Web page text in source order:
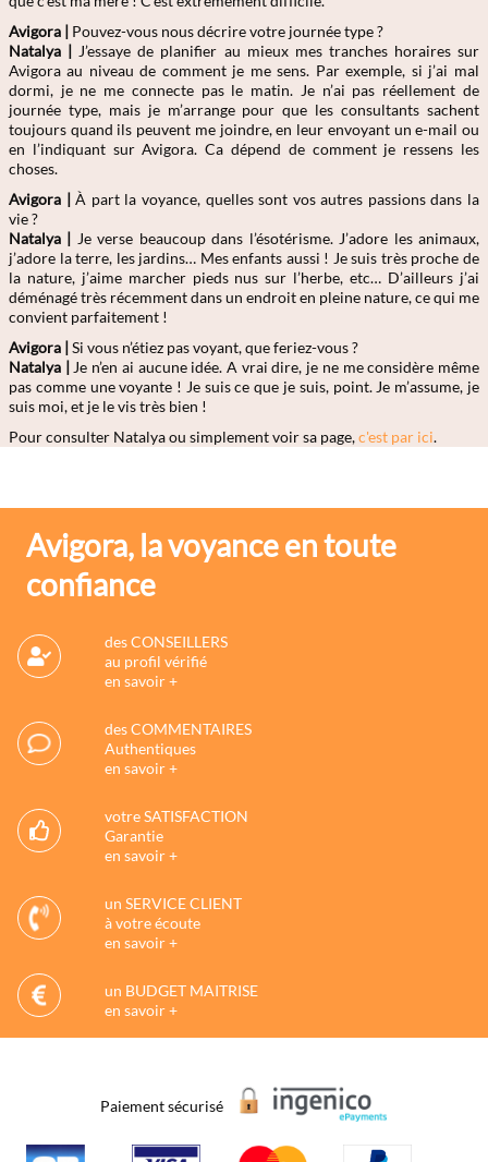
Avigora | Pouvez-vous nous décrire votre journée type ?
Natalya | J’essaye de planifier au mieux mes tranches horaires sur
Avigora au niveau de comment je me sens. Par exemple, si j’ai mal
dormi, je ne me connecte pas le matin. Je n’ai pas réellement de
journée type, mais je m’arrange pour que les consultants sachent
toujours quand ils peuvent me joindre, en leur envoyant un e-mail ou
en l’indiquant sur Avigora. Ca dépend de comment je ressens les
choses.
Avigora | À part la voyance, quelles sont vos autres passions dans la
vie ?
Natalya | Je verse beaucoup dans l’ésotérisme. J’adore les animaux,
j’adore la terre, les jardins… Mes enfants aussi ! Je suis très proche de
la nature, j’aime marcher pieds nus sur l’herbe, etc… D’ailleurs j’ai
déménagé très récemment dans un endroit en pleine nature, ce qui me
convient parfaitement !
Avigora | Si vous n’étiez pas voyant, que feriez-vous ?
Natalya | Je n’en ai aucune idée. A vrai dire, je ne me considère même
pas comme une voyante ! Je suis ce que je suis, point. Je m’assume, je
suis moi, et je le vis très bien !
Pour consulter Natalya ou simplement voir sa page,c'est par ici.
Avigora, la voyance en toute
confiance
des CONSEILLERS
au profil vérifié
en savoir +
des COMMENTAIRES
Authentiques
en savoir +
votre SATISFACTION
Garantie
en savoir +
un SERVICE CLIENT
à votre écoute
en savoir +
un BUDGET MAITRISE
en savoir +
Paiement sécurisé